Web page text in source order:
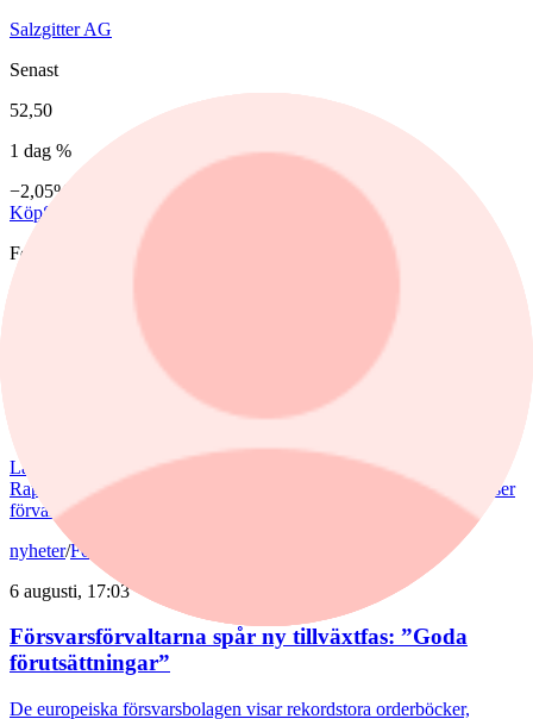
Salzgitter AG
Senast
52,50
1 dag %
−2,05%
KöpSälj
Fonder
Förvaltaren efter Troax rusning:
"Fortsatt stor potential"
Lancelot Sverige steg 8,6% i juli, mot 2,2% för jämförelseindex.
Rapportvinnarna Mips och Troax bidrog till uppgången. I Troax ser
förvaltaren Erik Bertilsson fortsatt stor potential.
nyheter/Försvarsbolag
6 augusti, 17:03
Försvarsförvaltarna spår ny tillväxtfas: ”Goda
förutsättningar”
De europeiska försvarsbolagen visar rekordstora orderböcker,